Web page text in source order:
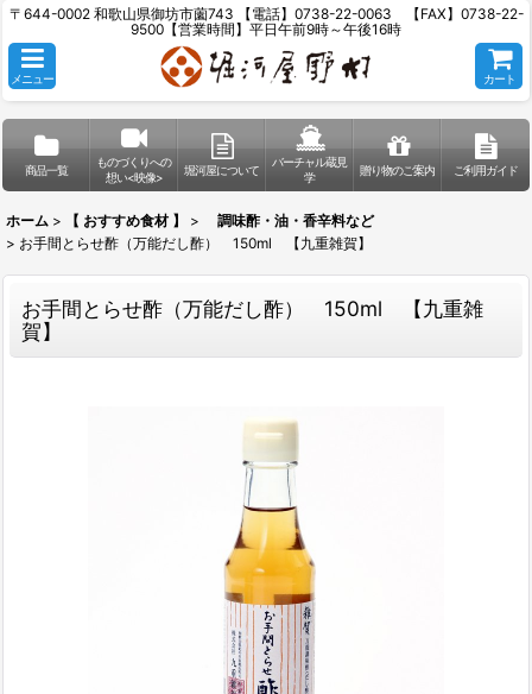
〒644-0002 和歌山県御坊市薗743 【電話】0738-22-0063 【FAX】0738-22-
9500【営業時間】平日午前9時～午後16時
メニュー カート
商品一覧
ものづくりへの
想い<映像>
堀河屋について
バーチャル蔵見
学
贈り物のご案内 ご利用ガイド
ホーム > 【 おすすめ食材 】 >
調味酢・油・香辛料など
> お手間とらせ酢（万能だし酢） 150ml 【九重雑賀】
お手間とらせ酢（万能だし酢） 150ml 【九重雑
賀】